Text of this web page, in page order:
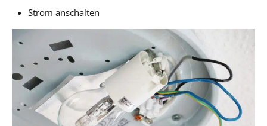
Strom anschalten